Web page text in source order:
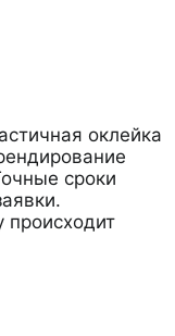
оклейка
сроки
происходит